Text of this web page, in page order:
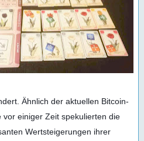
Ähnlich der aktuellen Bitcoin-
vor einiger Zeit spekulierten die
Wertsteigerungen ihrer